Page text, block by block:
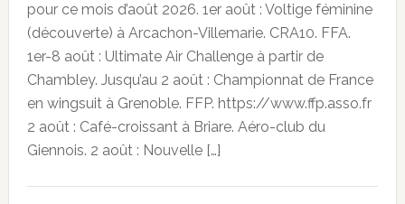
pour ce mois d’août 2026. 1er août : Voltige féminine
(découverte) à Arcachon-Villemarie. CRA10. FFA.
1er-8 août : Ultimate Air Challenge à partir de
Chambley. Jusqu’au 2 août : Championnat de France
en wingsuit à Grenoble. FFP. https://www.ffp.asso.fr
2 août : Café-croissant à Briare. Aéro-club du
Giennois. 2 août : Nouvelle […]